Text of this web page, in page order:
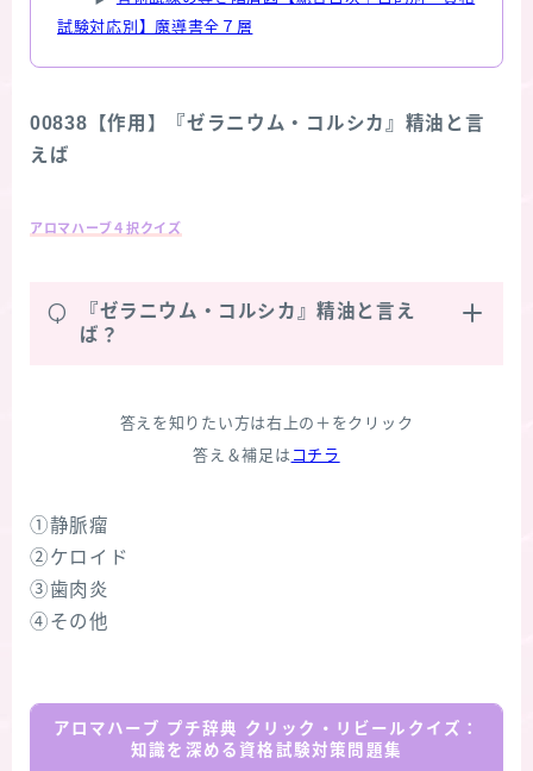
試験対応別】魔導書全７層
00838【作用】『ゼラニウム・コルシカ』精油と言
えば
アロマハーブ４択クイズ
Q
『ゼラニウム・コルシカ』精油と言え
ば？
答えを知りたい方は右上の＋をクリック
答え＆補足は コチラ
①静脈瘤
②ケロイド
③歯肉炎
④その他
アロマハーブ プチ辞典 クリック・リビールクイズ：
知識を深める資格試験対策問題集